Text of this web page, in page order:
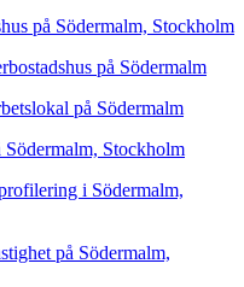
på Södermalm, Stockholm
på Södermalm
på Södermalm
Stockholm
i Södermalm,
på Södermalm,